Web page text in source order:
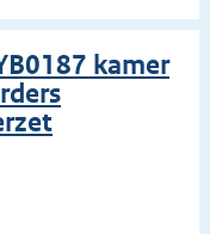
kamer